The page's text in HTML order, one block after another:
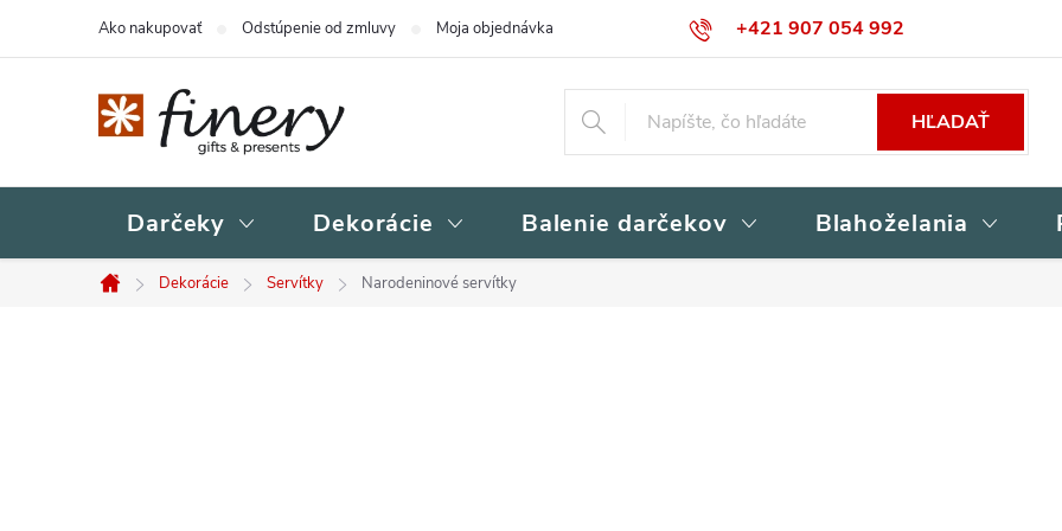
+421 907 054 992
Ako nakupovať Odstúpenie od zmluvy Moja objednávka Obchodné podmienky Podmienky ochrany
HĽADAŤ
Darčeky Dekorácie Balenie darčekov Blahoželania
Domov
Dekorácie Servítky Narodeninové servítky